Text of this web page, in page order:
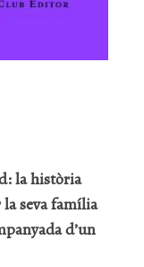
la història
la seva família
d’un